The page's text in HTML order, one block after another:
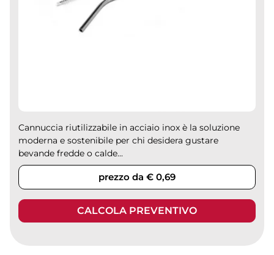
Cannuccia riutilizzabile in acciaio inox è la soluzione
moderna e sostenibile per chi desidera gustare
bevande fredde o calde...
prezzo da € 0,69
CALCOLA PREVENTIVO